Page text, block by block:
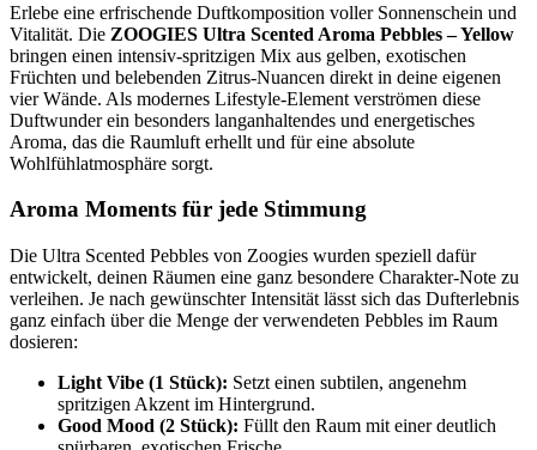
Erlebe eine erfrischende Duftkomposition voller Sonnenschein und
Vitalität. Die ZOOGIES Ultra Scented Aroma Pebbles – Yellow
bringen einen intensiv-spritzigen Mix aus gelben, exotischen
Früchten und belebenden Zitrus-Nuancen direkt in deine eigenen
vier Wände. Als modernes Lifestyle-Element verströmen diese
Duftwunder ein besonders langanhaltendes und energetisches
Aroma, das die Raumluft erhellt und für eine absolute
Wohlfühlatmosphäre sorgt.
Aroma Moments für jede Stimmung
Die Ultra Scented Pebbles von Zoogies wurden speziell dafür
entwickelt, deinen Räumen eine ganz besondere Charakter-Note zu
verleihen. Je nach gewünschter Intensität lässt sich das Dufterlebnis
ganz einfach über die Menge der verwendeten Pebbles im Raum
dosieren:
Light Vibe (1 Stück): Setzt einen subtilen, angenehm
spritzigen Akzent im Hintergrund.
Good Mood (2 Stück): Füllt den Raum mit einer deutlich